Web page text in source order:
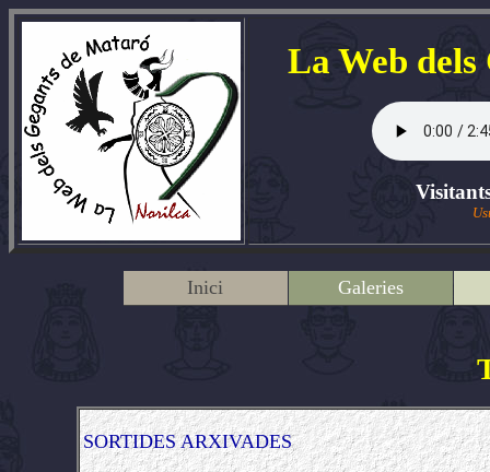
La Web
Inici Galeries
SORTIDES ARXIVADES